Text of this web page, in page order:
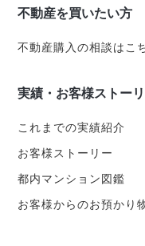
不動産を買いたい方
不動産購入の相談はこ
実績・お客様ストー
これまでの実績紹介
お客様ストーリー
都内マンション図鑑
お客様からのお預かり